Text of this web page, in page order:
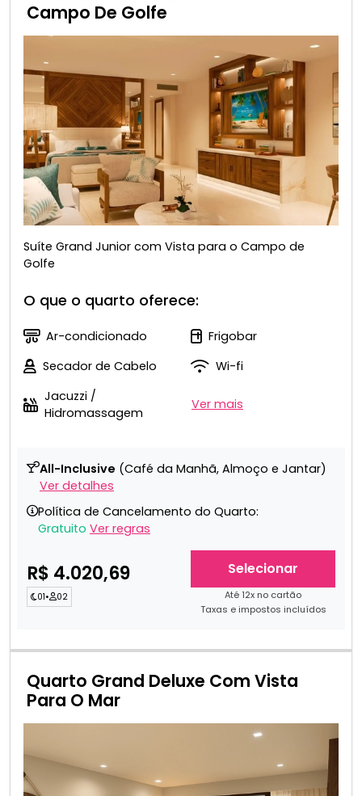
Campo De Golfe
Suíte Grand Junior com Vista para o Campo de
Golfe
O que o quarto oferece:
Ar-condicionado
Frigobar
Secador de Cabelo
Wi-fi
Jacuzzi /
Hidromassagem
Ver mais
All-Inclusive (Café da Manhã, Almoço e Jantar)
Ver detalhes
Política de Cancelamento do Quarto:
Gratuito Ver regras
R$ 4.020,69
01• 02
Selecionar
Até 12x no cartão
Taxas e impostos incluídos
Quarto Grand Deluxe Com Vista
Para O Mar